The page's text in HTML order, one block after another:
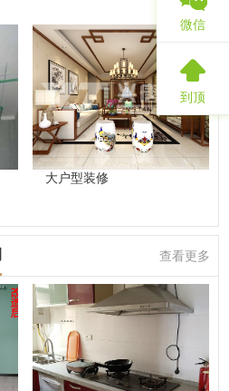
大户型装修
查看更多
微信
到顶